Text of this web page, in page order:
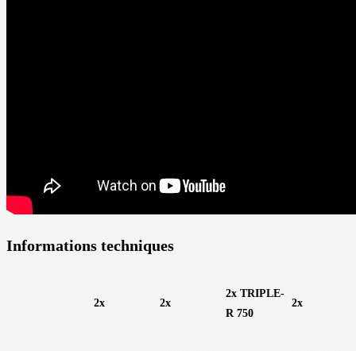
Informations techniques
2x 2x
2x TRIPLE-
R 750
2x